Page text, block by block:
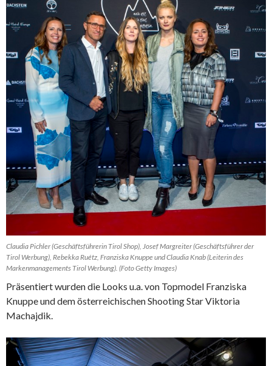
Claudia Pichler (Geschäftsführerin Tirol Shop), Josef Margreiter (Geschäftsführer der
Tirol Werbung), Rebekka Ruétz, Franziska Knuppe und Claudia Knab (Leiterin des
Markenmanagements Tirol Werbung). (Foto Getty Images)
Präsentiert wurden die Looks u.a. von Topmodel Franziska
Knuppe und dem österreichischen Shooting Star Viktoria
Machajdik.